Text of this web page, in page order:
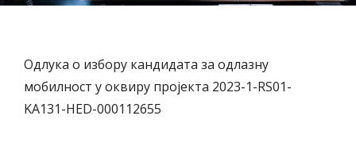
Одлука о избору кандидата за одлазну
мобилност у оквиру пројекта 2023-1-RS01-
KA131-HED-000112655